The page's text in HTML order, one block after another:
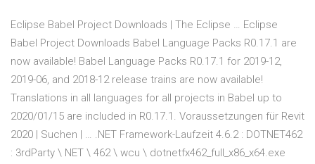
Eclipse Babel Project Downloads | The Eclipse … Eclipse
Babel Project Downloads Babel Language Packs R0.17.1 are
now available! Babel Language Packs R0.17.1 for 2019-12,
2019-06, and 2018-12 release trains are now available!
Translations in all languages for all projects in Babel up to
2020/01/15 are included in R0.17.1. Voraussetzungen für Revit
2020 | Suchen | … .NET Framework-Laufzeit 4.6.2 : DOTNET462
: 3rdParty \ NET \ 462 \ wcu \ dotnetfx462_full_x86_x64.exe